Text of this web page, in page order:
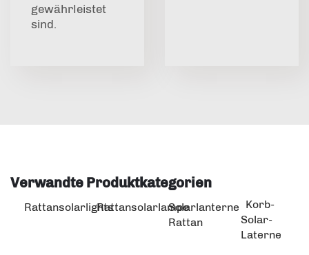
gewährleistet
sind.
Verwandte Produktkategorien
RattansolarlightsRattansolarlampeSolarlanterne
Rattan
Korb-
Solar-
Laterne